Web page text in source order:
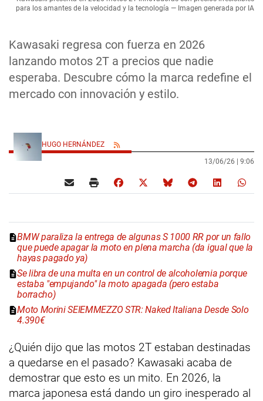
Kawasaki regresa con fuerza en 2026
lanzando motos 2T a precios que nadie
esperaba. Descubre cómo la marca redefine el
mercado con innovación y estilo.
para los amantes de la velocidad y la tecnología — Imagen generada por IA
HUGO HERNÁNDEZ
13/06/26 | 9:06
BMW paraliza la entrega de algunas S 1000 RR por un fallo
que puede apagar la moto en plena marcha (da igual que la
hayas pagado ya)
Se libra de una multa en un control de alcoholemia porque
estaba "empujando" la moto apagada (pero estaba
borracho)
Moto Morini SEIEMMEZZO STR: Naked Italiana Desde Solo
4.390€
¿Quién dijo que las motos 2T estaban destinadas
a quedarse en el pasado? Kawasaki acaba de
demostrar que esto es un mito. En 2026, la
marca japonesa está dando un giro inesperado al